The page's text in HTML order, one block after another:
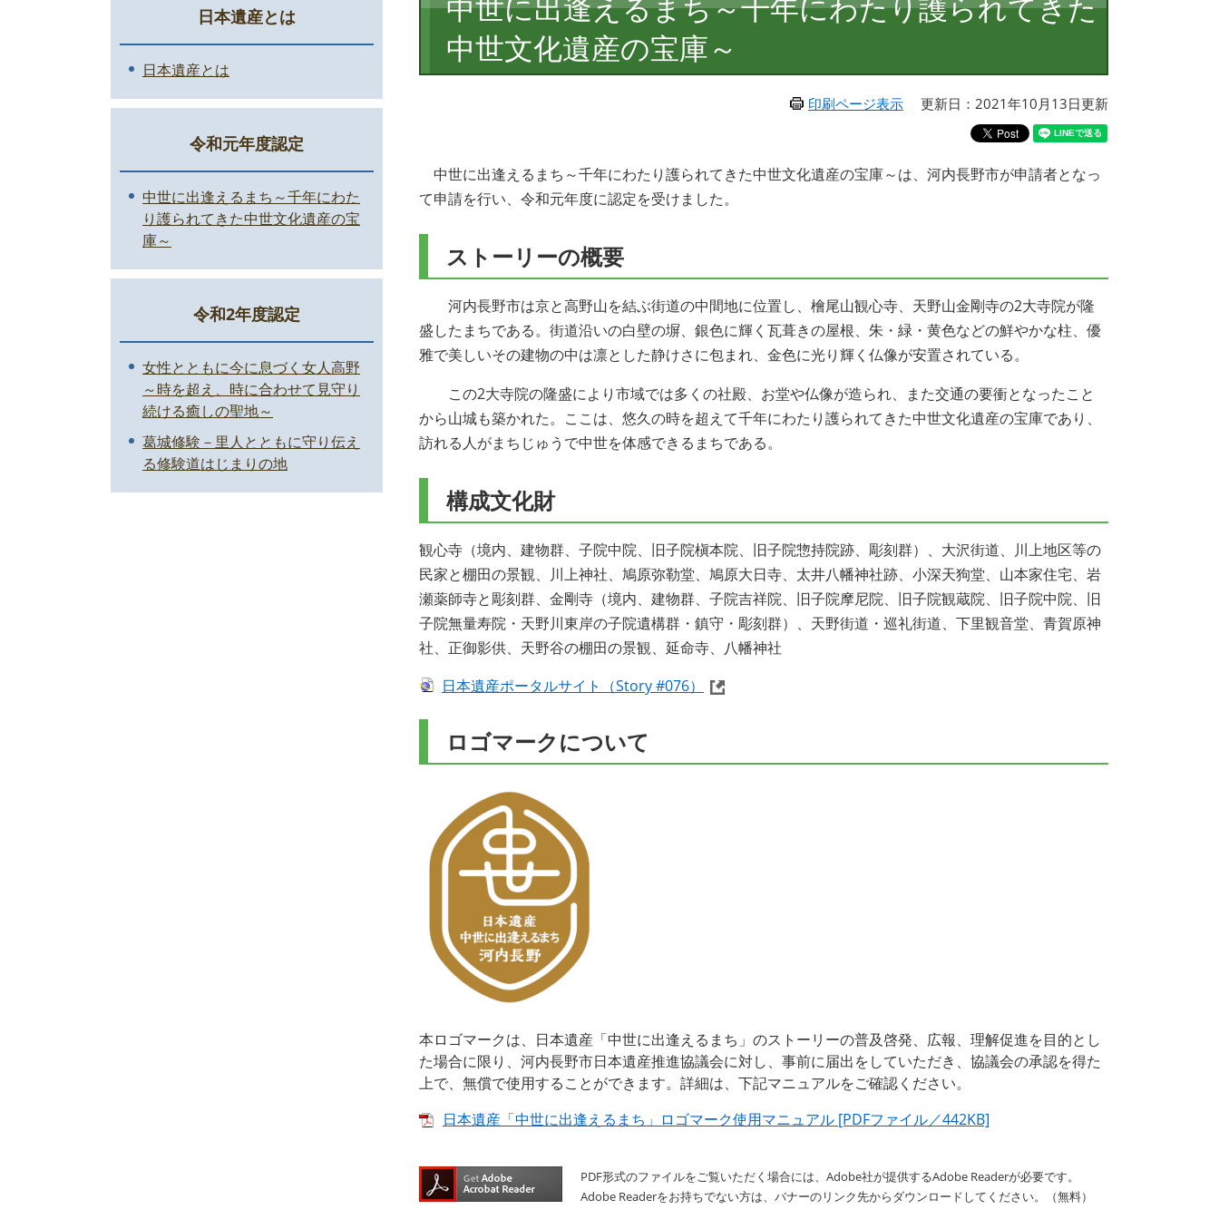
文
中世文化遺産の宝庫～
印刷ページ表示 更新日：2021年10月13日更新
中世に出逢えるまち～千年にわたり護られてきた中世文化遺産の宝庫～は、河内長野市が申請者となっ
て申請を行い、令和元年度に認定を受けました。
ストーリーの概要
河内長野市は京と高野山を結ぶ街道の中間地に位置し、檜尾山観心寺、天野山金剛寺の2大寺院が隆
盛したまちである。街道沿いの白壁の塀、銀色に輝く瓦葺きの屋根、朱・緑・黄色などの鮮やかな柱、優
雅で美しいその建物の中は凛とした静けさに包まれ、金色に光り輝く仏像が安置されている。
この2大寺院の隆盛により市域では多くの社殿、お堂や仏像が造られ、また交通の要衝となったこと
から山城も築かれた。ここは、悠久の時を超えて千年にわたり護られてきた中世文化遺産の宝庫であり、
訪れる人がまちじゅうで中世を体感できるまちである。
構成文化財
観心寺（境内、建物群、子院中院、旧子院槇本院、旧子院惣持院跡、彫刻群）、大沢街道、川上地区等の
民家と棚田の景観、川上神社、鳩原弥勒堂、鳩原大日寺、太井八幡神社跡、小深天狗堂、山本家住宅、岩
瀬薬師寺と彫刻群、金剛寺（境内、建物群、子院吉祥院、旧子院摩尼院、旧子院観蔵院、旧子院中院、旧
子院無量寿院・天野川東岸の子院遺構群・鎮守・彫刻群）、天野街道・巡礼街道、下里観音堂、青賀原神
社、正御影供、天野谷の棚田の景観、延命寺、八幡神社
日本遺産ポータルサイト（Story #076）
ロゴマークについて
本ロゴマークは、日本遺産「中世に出逢えるまち」のストーリーの普及啓発、広報、理解促進を目的とし
た場合に限り、河内長野市日本遺産推進協議会に対し、事前に届出をしていただき、協議会の承認を得た
上で、無償で使用することができます。詳細は、下記マニュアルをご確認ください。
日本遺産「中世に出逢えるまち」ロゴマーク使用マニュアル [PDFファイル／442KB]
PDF形式のファイルをご覧いただく場合には、Adobe社が提供するAdobe Readerが必要です。
Adobe Readerをお持ちでない方は、バナーのリンク先からダウンロードしてください。（無料）
日本遺産とは
日本遺産とは
令和元年度認定
中世に出逢えるまち～千年にわた
り護られてきた中世文化遺産の宝
庫～
令和2年度認定
女性とともに今に息づく女人高野
～時を超え、時に合わせて見守り
続ける癒しの聖地～
葛城修験－里人とともに守り伝え
る修験道はじまりの地